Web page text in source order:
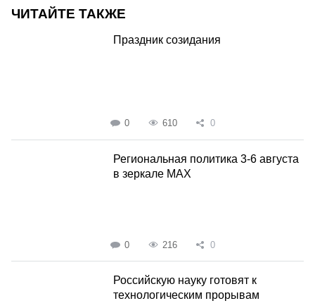
ЧИТАЙТЕ ТАКЖЕ
Праздник созидания
0 610 0
Региональная политика 3-6 августа
в зеркале MAX
0 216 0
Российскую науку готовят к
технологическим прорывам